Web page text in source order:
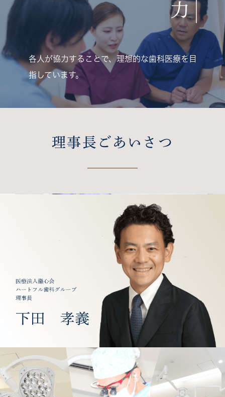
力
各人が協力することで、理想的な歯科医療を目
指しています。
理事長ごあいさつ